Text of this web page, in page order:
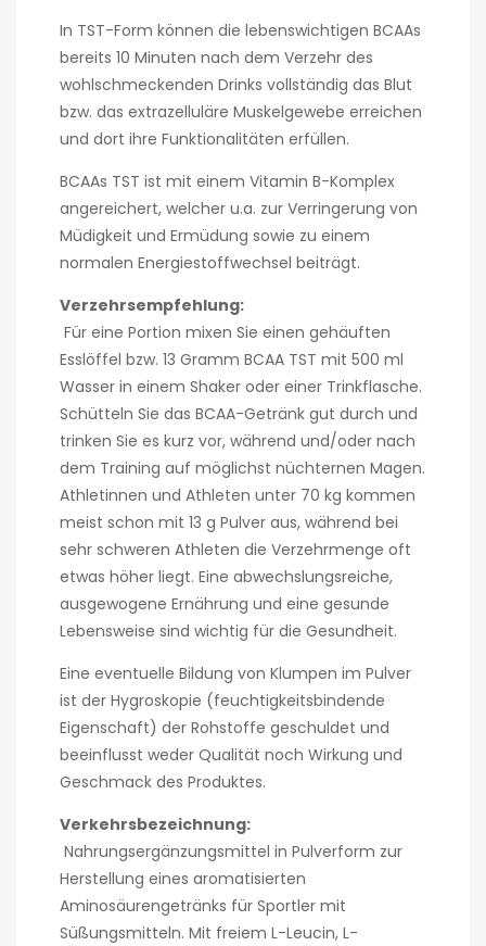
In TST-Form können die lebenswichtigen BCAAs
bereits 10 Minuten nach dem Verzehr des
wohlschmeckenden Drinks vollständig das Blut
bzw. das extrazelluläre Muskelgewebe erreichen
und dort ihre Funktionalitäten erfüllen.
BCAAs TST ist mit einem Vitamin B-Komplex
angereichert, welcher u.a. zur Verringerung von
Müdigkeit und Ermüdung sowie zu einem
normalen Energiestoffwechsel beiträgt.
Verzehrsempfehlung:
Für eine Portion mixen Sie einen gehäuften
Esslöffel bzw. 13 Gramm BCAA TST mit 500 ml
Wasser in einem Shaker oder einer Trinkflasche.
Schütteln Sie das BCAA-Getränk gut durch und
trinken Sie es kurz vor, während und/oder nach
dem Training auf möglichst nüchternen Magen.
Athletinnen und Athleten unter 70 kg kommen
meist schon mit 13 g Pulver aus, während bei
sehr schweren Athleten die Verzehrmenge oft
etwas höher liegt. Eine abwechslungsreiche,
ausgewogene Ernährung und eine gesunde
Lebensweise sind wichtig für die Gesundheit.
Eine eventuelle Bildung von Klumpen im Pulver
ist der Hygroskopie (feuchtigkeitsbindende
Eigenschaft) der Rohstoffe geschuldet und
beeinflusst weder Qualität noch Wirkung und
Geschmack des Produktes.
Verkehrsbezeichnung:
Nahrungsergänzungsmittel in Pulverform zur
Herstellung eines aromatisierten
Aminosäurengetränks für Sportler mit
Süßungsmitteln. Mit freiem L-Leucin, L-